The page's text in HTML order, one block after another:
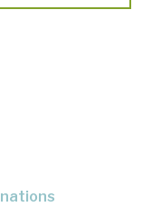
nations